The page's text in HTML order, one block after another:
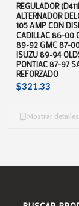
REGULADOR
ALTERNADOR
105 AMP CON
CADILLAC 86-00
89-92 GMC 87-
ISUZU 89-94
PONTIAC 87-97
REFORZADO
$321.33
Mostrar detalles